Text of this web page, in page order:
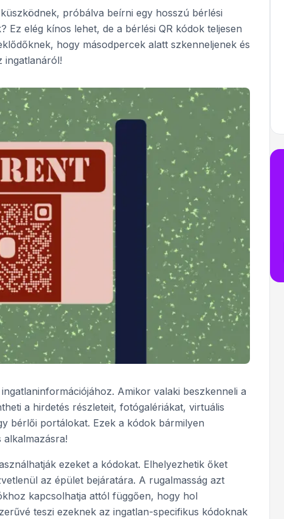
próbálva beírni egy hosszú bérlési
Ez elég kínos lehet, de a bérlési QR kódok teljesen
hogy másodpercek alatt szkenneljenek és
ingatlanáról!
Amikor valaki beszkenneli a
a hirdetés részleteit, fotógalériákat, virtuális
bérlői portálokat. Ezek a kódok bármilyen
ezeket a kódokat. Elhelyezhetik őket
az épület bejáratára. A rugalmasság azt
kapcsolhatja attól függően, hogy hol
teszi ezeknek az ingatlan-specifikus kódoknak